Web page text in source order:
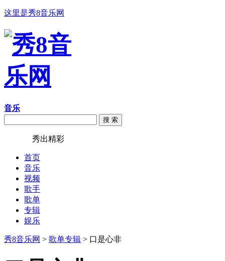
这里是秀8音乐网
音乐
搜 索
秀出精彩
首页
音乐
视频
歌手
歌单
专辑
娱乐
秀8音乐网 > 歌单专辑 > 口是心非